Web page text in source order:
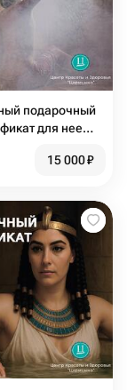
подарочный
для нее
15 000₽